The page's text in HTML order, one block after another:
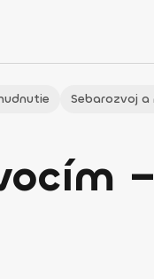
Sebarozvoj
–